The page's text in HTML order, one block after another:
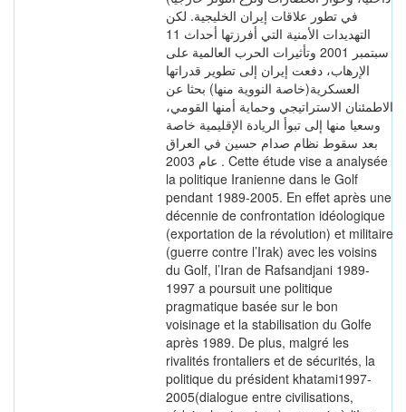
في تطور علاقات إيران الخليجية. لكن
التهديدات الأمنية التي أفرزتها أحداث 11
سبتمبر 2001 وتأثيرات الحرب العالمية على
الإرهاب، دفعت إيران إلى تطوير قدراتها
العسكرية(خاصة النووية منها) بحثا عن
الاطمئنان الاستراتيجي وحماية أمنها القومي،
وسعيا منها إلى تبوأ الريادة الإقليمية خاصة
بعد سقوط نظام صدام حسين في العراق
عام 2003 . Cette étude vise a analysée
la politique Iranienne dans le Golf
pendant 1989-2005. En effet après une
décennie de confrontation idéologique
(exportation de la révolution) et militaire
(guerre contre l’Irak) avec les voisins
du Golf, l’Iran de Rafsandjani 1989-
1997 a poursuit une politique
pragmatique basée sur le bon
voisinage et la stabilisation du Golfe
après 1989. De plus, malgré les
rivalités frontaliers et de sécurités, la
politique du président khatami1997-
2005(dialogue entre civilisations,